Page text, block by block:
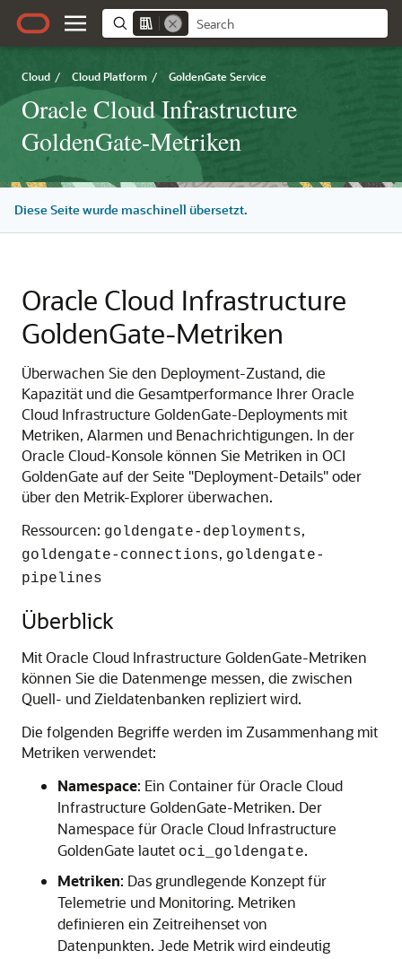
Cloud / Cloud Platform / GoldenGate Service
Oracle Cloud Infrastructure
GoldenGate-Metriken
Diese Seite wurde maschinell übersetzt.
Oracle Cloud Infrastructure
GoldenGate-Metriken
Überwachen Sie den Deployment-Zustand, die
Kapazität und die Gesamtperformance IhrerOracle
Cloud Infrastructure GoldenGate-Deployments mit
Metriken, Alarmen und Benachrichtigungen. In der
Oracle Cloud-Konsole können Sie Metriken in OCI
GoldenGate auf der Seite "Deployment-Details" oder
über den Metrik-Explorer überwachen.
Ressourcen: goldengate-deployments,
goldengate-connections, goldengate-
pipelines
Überblick
MitOracle Cloud Infrastructure GoldenGate-Metriken
können Sie die Datenmenge messen, die zwischen
Quell- und Zieldatenbanken repliziert wird.
Die folgenden Begriffe werden im Zusammenhang mit
Metriken verwendet:
Namespace: Ein Container fürOracle Cloud
Infrastructure GoldenGate-Metriken. Der
Namespace fürOracle Cloud Infrastructure
GoldenGate lautet oci_goldengate.
Metriken: Das grundlegende Konzept für
Telemetrie und Monitoring. Metriken
definieren ein Zeitreihenset von
Datenpunkten. Jede Metrik wird eindeutig